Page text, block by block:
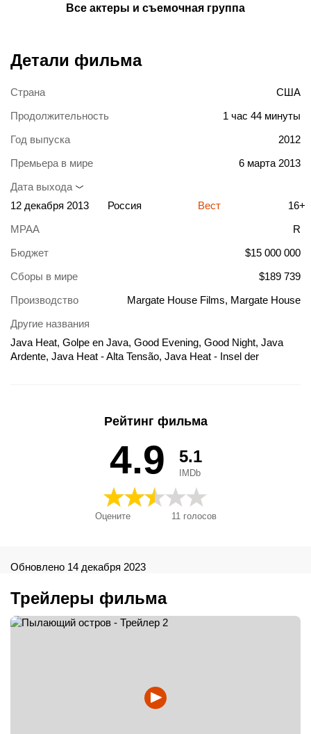
Все актеры и съемочная группа
Детали фильма
Страна
США
Продолжительность
1 час 44 минуты
Год выпуска
2012
Премьера в мире
6 марта 2013
Дата выхода
12 декабря 2013
Россия Вест
16+
MPAA
R
Бюджет
$15 000 000
Сборы в мире
$189 739
Производство
Margate House Films, Margate House
Другие названия
Java Heat, Golpe en Java, Good Evening, Good Night, Java
Ardente, Java Heat - Alta Tensão, Java Heat - Insel der
Рейтинг фильма
4.9
Оцените 11голосов
5.1
IMDb
Обновлено 14 декабря 2023
Трейлеры фильма